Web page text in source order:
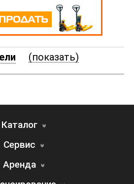
(показать)
Каталог
Сервис
Аренда